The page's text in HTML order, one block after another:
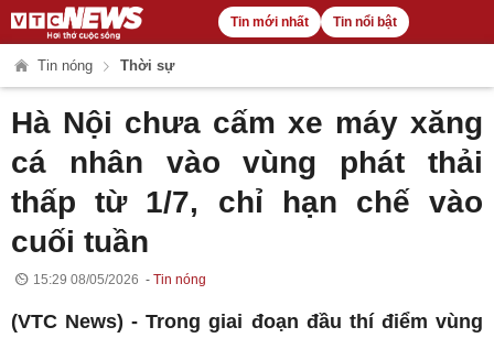
Tin mới nhất Tin nổi bật
Tin nóng Thời sự
Hà Nội chưa cấm xe máy xăng
cá nhân vào vùng phát thải
thấp từ 1/7, chỉ hạn chế vào
cuối tuần
15:29 08/05/2026 Tin nóng
(VTC News) -Trong giai đoạn đầu thí điểm vùng